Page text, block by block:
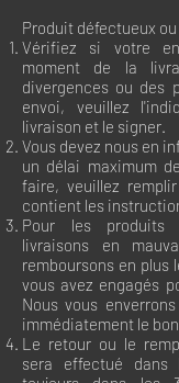
Produit défectueux
Vérifiez si votre
moment de la
divergences ou des
envoi, veuillez
livraison et le signer.
Vous devez nous en
un délai maximum
faire, veuillez
contient les
Pour les produits
livraisons en
remboursons en plus
vous avez engagés
Nous vous
immédiatement le
Le retour ou le
sera effectué dans